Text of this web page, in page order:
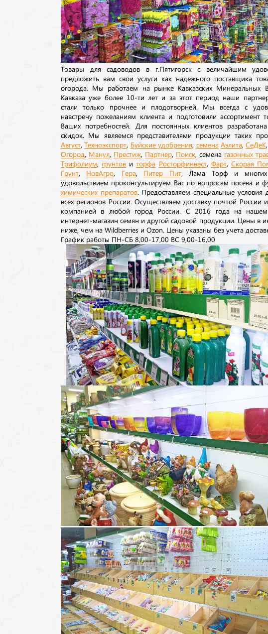
Товары для садоводов в г.Пятигорск с величайшим
предложить вам свои услуги как надежного поставщика
огорода. Мы работаем на рынке Кавказских Минеральных
Кавказа уже более 10-ти лет и за этот период наши
стали только прочнее и плодотворней. Мы всегда с
навстречу пожеланиям клиента и подготовили ассортимент
Ваших потребностей. Для постоянных клиентов
скидок. Мы являемся представителями продукции таких
Август ,Техноэкспорт Буйские удобрения семена Аэлита,СеДеК
Огород Манул Престиж Партнер Поиск , семена газонных
Трифолиум грунтов иторфа Росторфинвест, Фарт, Скорая
Грунт НовАгро Гера, Питер Пит, Лама Торф и
удовольствием проконсультируем Вас по вопросам посева и
химических препаратов. Предоставляем специальные условия
всех регионов России. Осуществляем доставку почтой России
компанией в любой город России. С 2016 года на нашем
интернет-магазин семян и другой садовой продукции. Цены в
ниже, чем на Wildberries и Ozon. Цены указаны без учета
График работы ПН-СБ 8,00-17,00 ВС 9,00-16,00